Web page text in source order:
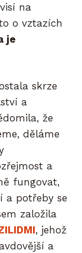
na
o vztazích
je
skrze
a
že
děláme
a
fungovat,
a potřeby se
založila
, jehož
a